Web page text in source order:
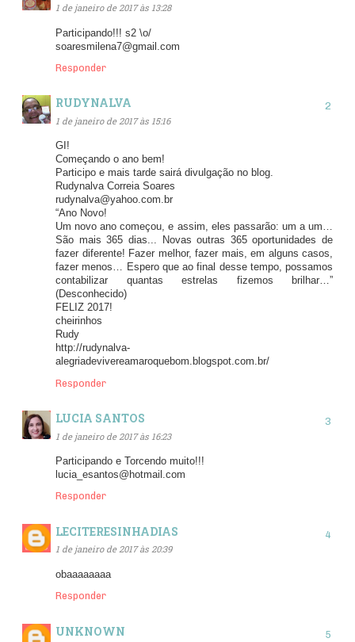
1 de janeiro de 2017 às 13:28
Participando!!! s2 \o/
soaresmilena7@gmail.com
Responder
RUDYNALVA
1 de janeiro de 2017 às 15:16
GI!
Começando o ano bem!
Participo e mais tarde sairá divulgação no blog.
Rudynalva Correia Soares
rudynalva@yahoo.com.br
“Ano Novo!
Um novo ano começou, e assim, eles passarão: um a um…
São mais 365 dias... Novas outras 365 oportunidades de
fazer diferente! Fazer melhor, fazer mais, em alguns casos,
fazer menos… Espero que ao final desse tempo, possamos
contabilizar quantas estrelas fizemos brilhar…”
(Desconhecido)
FELIZ 2017!
cheirinhos
Rudy
http://rudynalva-
alegriadevivereamaroquebom.blogspot.com.br/
Responder
LUCIA SANTOS
1 de janeiro de 2017 às 16:23
Participando e Torcendo muito!!!
lucia_esantos@hotmail.com
Responder
LECITERESINHADIAS
1 de janeiro de 2017 às 20:39
obaaaaaaaa
Responder
UNKNOWN